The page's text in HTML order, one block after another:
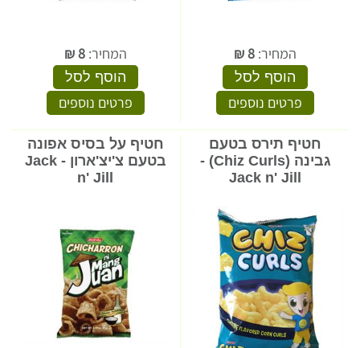
המחיר: 8
₪
הוסף לסל
פרטים נוספים
המחיר:8
₪
הוסף לסל
פרטים נוספים
חטיף תירס בטעם
גבינה (Chiz Curls) -
Jack n' Jill
חטיף על בסיס אפונה
בטעם צ'יצ'ארון - Jack
n' Jill